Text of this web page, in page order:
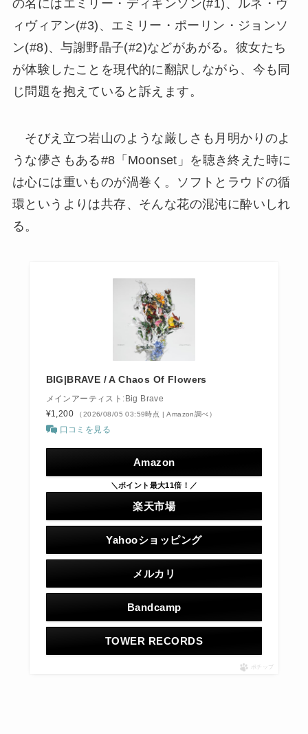
の名にはエミリー・ディキンソン(#1)、ルネ・ヴ
ィヴィアン(#3)、エミリー・ポーリン・ジョンソ
ン(#8)、与謝野晶子(#2)などがあがる。彼女たち
が体験したことを現代的に翻訳しながら、今も同
じ問題を抱えていると訴えます。
そびえ立つ岩山のような厳しさも月明かりのよ
うな儚さもある#8「Moonset」を聴き終えた時に
は心には重いものが渦巻く。ソフトとラウドの循
環というよりは共存、そんな花の混沌に酔いしれ
る。
BIG|BRAVE / A Chaos Of Flowers
メインアーティスト:Big Brave
¥1,200
（2026/08/05 03:59時点 | Amazon調べ）
口コミを見る
Amazon
＼ポイント最大11倍！／
楽天市場
Yahooショッピング
メルカリ
Bandcamp
TOWER RECORDS
ポチップ